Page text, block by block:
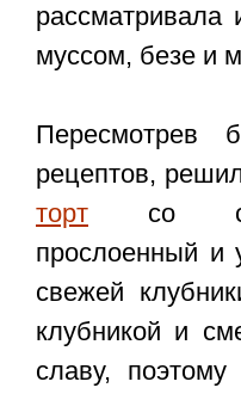
рассматривала
муссом, безе и
Пересмотрев
рецептов,
торт со
прослоенный и
свежей
клубникой и
славу,